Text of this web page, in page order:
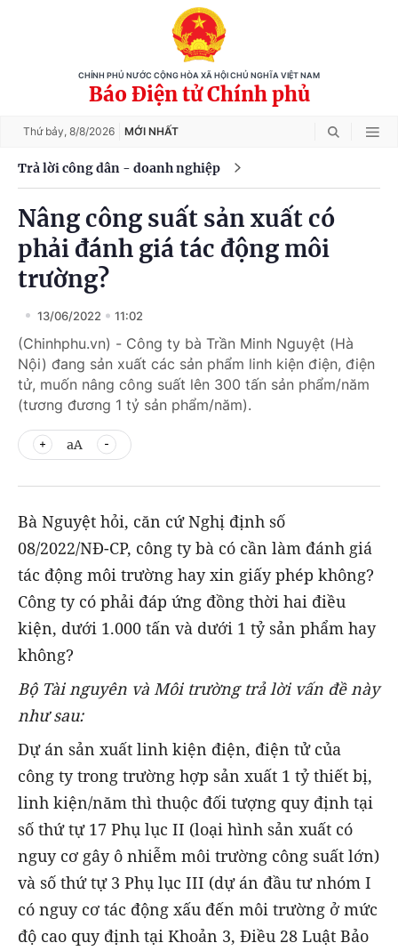
CHÍNH PHỦ NƯỚC CỘNG HÒA XÃ HỘI CHỦ NGHĨA VIỆT NAM
Báo Điện tử Chính phủ
Thứ bảy, 8/8/2026 MỚI NHẤT
Trả lời công dân - doanh nghiệp
Nâng công suất sản xuất có
phải đánh giá tác động môi
trường?
13/06/2022 11:02
(Chinhphu.vn) - Công ty bà Trần Minh Nguyệt (Hà
Nội) đang sản xuất các sản phẩm linh kiện điện, điện
tử, muốn nâng công suất lên 300 tấn sản phẩm/năm
(tương đương 1 tỷ sản phẩm/năm).
aA
Bà Nguyệt hỏi, căn cứ Nghị định số
08/2022/NĐ-CP, công ty bà có cần làm đánh giá
tác động môi trường hay xin giấy phép không?
Công ty có phải đáp ứng đồng thời hai điều
kiện, dưới 1.000 tấn và dưới 1 tỷ sản phẩm hay
không?
Bộ Tài nguyên và Môi trường trả lời vấn đề này
như sau:
Dự án sản xuất linh kiện điện, điện tử của
công ty trong trường hợp sản xuất 1 tỷ thiết bị,
linh kiện/năm thì thuộc đối tượng quy định tại
số thứ tự 17 Phụ lục II (loại hình sản xuất có
nguy cơ gây ô nhiễm môi trường công suất lớn)
và số thứ tự 3 Phụ lục III (dự án đầu tư nhóm I
có nguy cơ tác động xấu đến môi trường ở mức
độ cao quy định tại Khoản 3, Điều 28 Luật Bảo